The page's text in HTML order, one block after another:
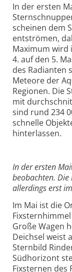
In der ersten
scheinen dem
entströmen,
Maximum wird
4. auf den 5.
des Radianten
Meteore der
Regionen. Die
mit
sind rund 234
schnelle
hinterlassen.
In der ersten
beobachten.
allerdings erst
Im Mai ist die
Große Wagen
Deichsel weist
Sternbild
Südhorizont
Fixsternen des